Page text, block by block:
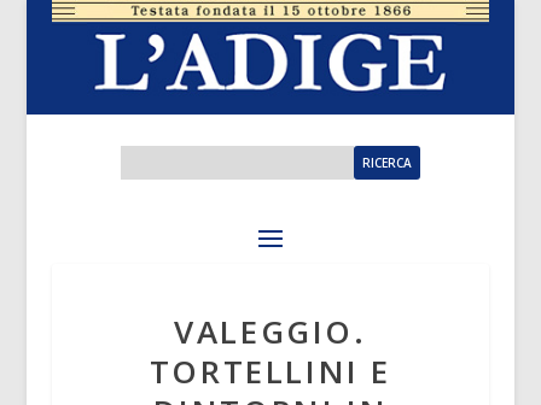
VALEGGIO.
TORTELLINI E